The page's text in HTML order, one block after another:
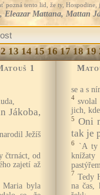
tento lid, že ty, Hospodine,
Eleazar Mattana, Mattan
13 14 15 16 17 18 19
1
Jákoba,
Ježíš
čtrnáct, od
zajetí až
Maria byla
se a s
4 svolal
jich,
5 Oni
tak je
6
`A ty
7 Tedy
na čas,